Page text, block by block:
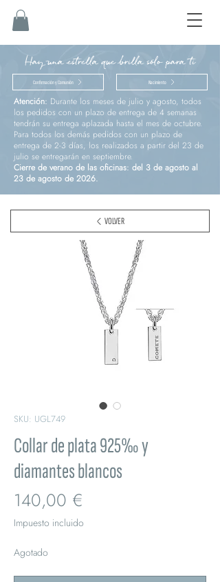
Hay una estrella que brilla sólo para ti
Confirmación y Comunión Nacimiento
Atención: Durante los meses de julio y agosto, todos
los pedidos con un plazo de entrega de 4 semanas
tendrán su entrega aplazada hasta el mes de octubre.
Para todos los demás pedidos con un plazo de
entrega de 2-3 días, los realizados a partir del 23 de
julio se entregarán en septiembre.
Cierre de verano de las oficinas: del 3 de agosto al
23 de agosto de 2026.
SKU: UGL749
Collar de plata 925‰ y
diamantes blancos
140,00 €
Impuesto incluido
Agotado
VOLVER